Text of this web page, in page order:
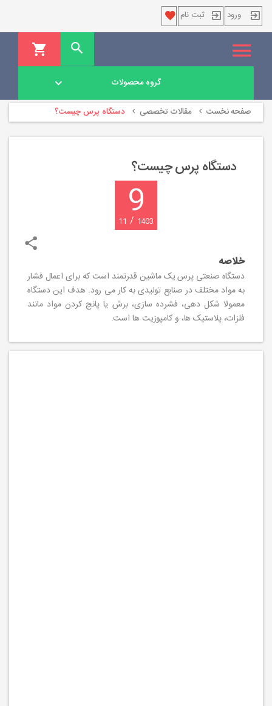
ورود ثبت نام
گروه محصولات
صفحه نخست مقالات تخصصی دستگاه پرس چیست؟
دستگاه پرس چیست؟
9
11 / 1403
خلاصه
دستگاه صنعتی پرس یک ماشین قدرتمند است که برای اعمال فشار
به مواد مختلف در صنایع تولیدی به کار می رود. هدف این دستگاه
معمولا شکل دهی، فشرده سازی، برش یا پانچ کردن مواد مانند
فلزات، پلاستیک ها، و کامپوزیت ها است.